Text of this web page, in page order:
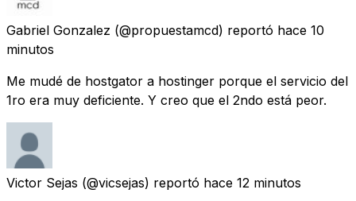
Gabriel Gonzalez (@propuestamcd) reportó hace 10
minutos
Me mudé de hostgator a hostinger porque el servicio del
1ro era muy deficiente. Y creo que el 2ndo está peor.
Victor Sejas (@vicsejas) reportó hace 12 minutos